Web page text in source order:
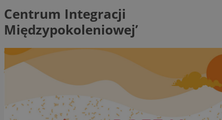
Centrum Integracji
Międzypokoleniowej’